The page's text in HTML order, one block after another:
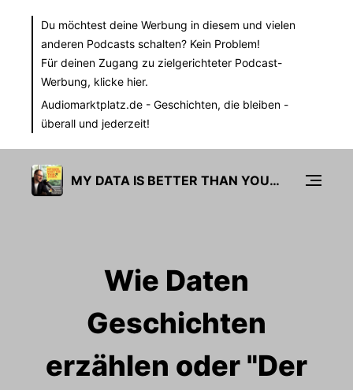
Du möchtest deine Werbung in diesem und vielen
anderen Podcasts schalten? Kein Problem!
Für deinen Zugang zu zielgerichteter Podcast-
Werbung, klicke hier.
Audiomarktplatz.de - Geschichten, die bleiben -
überall und jederzeit!
MY DATA IS BETTER THAN YOURS
Wie Daten
Geschichten
erzählen oder "Der